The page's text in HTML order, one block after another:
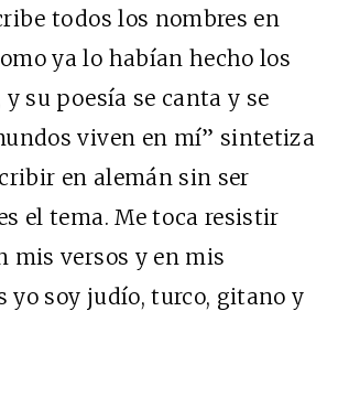
todos los nombres en
ya lo habían hecho los
su poesía se canta y se
viven en mí” sintetiza
en alemán sin ser
el tema. Me toca resistir
mis versos y en mis
yo soy judío, turco, gitano y